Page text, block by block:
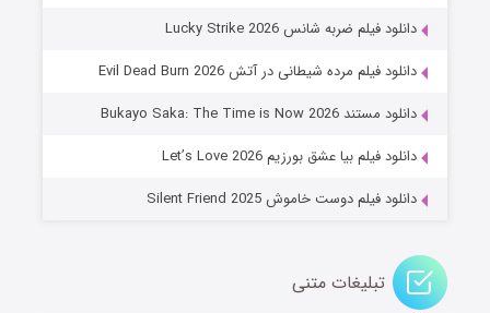
باب اسفنجی فصل ۱۷
دانلود فیلم ضربه شانس Lucky Strike 2026
دانلود فیلم مرده شیطانی در آتش Evil Dead Burn 2026
دانلود مستند Bukayo Saka: The Time is Now 2026
دانلود فیلم بیا عشق بورزیم Let’s Love 2026
دانلود فیلم دوست خاموش Silent Friend 2025
تبلیغات متنی